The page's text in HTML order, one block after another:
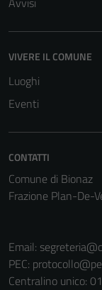
VIVERE IL COMUNE
Luoghi
Eventi
CONTATTI
Comune di Bionaz
Frazione Plan-De-
Email:
PEC:
Centralino unico: